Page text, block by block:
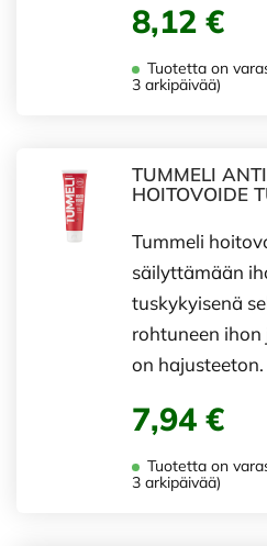
8,12 €
Tuotetta on
3 arkipäivää)
TUMMELI
HOITOVOIDE
Tummeli
säilyttämään
tuskykyisenä
rohtuneen
on
7,94 €
Tuotetta on
3 arkipäivää)